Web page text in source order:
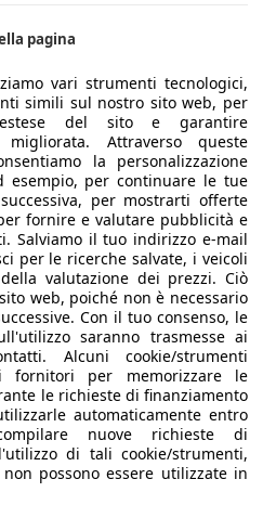
reso un modello così
periodo ha
diventando di nuovo
di concorrenti però Renault
spaziosa, affidabile e
di spazio, stile e
è proposta. Concludiamo
le dirette concorrenti di
le Lada Granta e
Attrage, le Volkswagen Polo
e Grand Siena, la KIA Rioe la
.
Symbol nuova auto
pagina
vari strumenti tecnologici,
simili sul nostro sito web, per
del sito e garantire
migliorata. Attraverso queste
la personalizzazione
esempio, per continuare le tue
per mostrarti offerte
fornire e valutare pubblicità e
Salviamo il tuo indirizzo e-mail
per le ricerche salvate, i veicoli
valutazione dei prezzi. Ciò
web, poiché non è necessario
Con il tuo consenso, le
saranno trasmesse ai
Alcuni cookie/strumenti
fornitori per memorizzare le
le richieste di finanziamento
automaticamente entro
nuove richieste di
di tali cookie/strumenti,
possono essere utilizzate in